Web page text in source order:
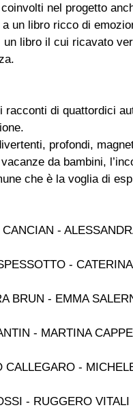
nel progetto
un libro ricco di
un libro il cui ricavato
racconti di quattordici
profondi,
da bambini,
che è la voglia di
-
-
BRUN - EMMA
- MARTINA
CALLEGARO -
- RUGGERO VITALI